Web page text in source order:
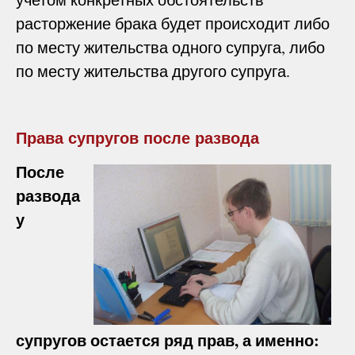
расторжение брака будет происходит либо
по месту жительства одного супруга, либо
по месту жительства другого супруга.
Права супругов после развода
После
развода
у
супругов остается ряд прав, а именно: